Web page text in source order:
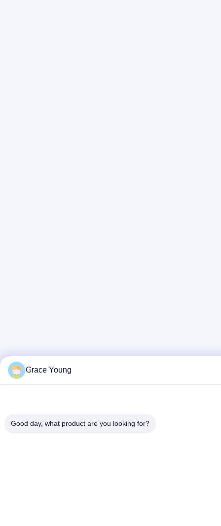
Grace Young
Good day, what product are you looking for?